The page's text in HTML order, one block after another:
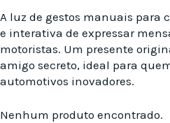
A luz de gestos manuais para
e interativa de expressar
motoristas. Um presente
amigo secreto, ideal para
automotivos inovadores.
Nenhum produto encontrado.